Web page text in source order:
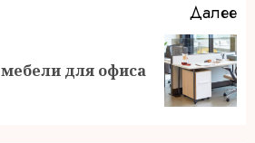
Далее
для офиса